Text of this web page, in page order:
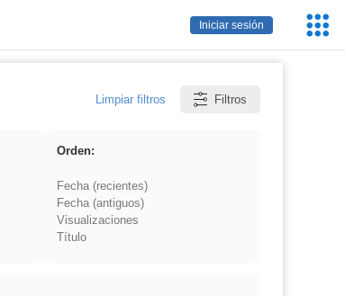
Iniciar sesión
Limpiar filtros Filtros
Orden:
Fecha (recientes)
Fecha (antiguos)
Visualizaciones
Título